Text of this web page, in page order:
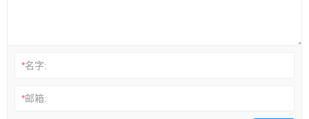
*名字:
*邮箱: